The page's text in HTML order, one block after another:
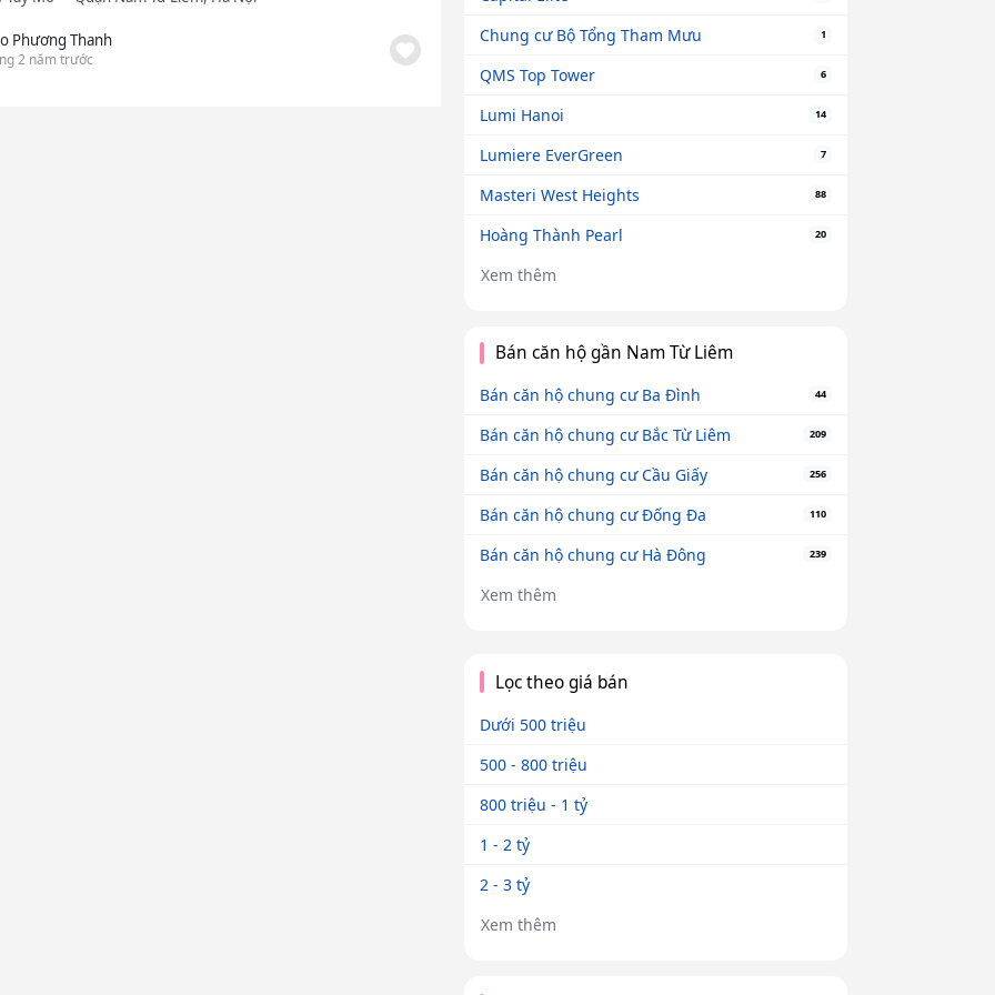
Phương Thanh
2 năm trước
Chung cư Bộ Tổng Tham Mưu 1
QMS Top Tower 6
Lumi Hanoi 14
Lumiere EverGreen 7
Masteri West Heights 88
Hoàng Thành Pearl 20
Xem thêm
Bán căn hộ gần Nam Từ Liêm
Bán căn hộ chung cư Ba Đình 44
Bán căn hộ chung cư Bắc Từ Liêm 209
Bán căn hộ chung cư Cầu Giấy 256
Bán căn hộ chung cư Đống Đa 110
Bán căn hộ chung cư Hà Đông 239
Xem thêm
Lọc theo giá bán
Dưới 500 triệu
500 - 800 triệu
800 triệu - 1 tỷ
1 - 2 tỷ
2 - 3 tỷ
Xem thêm